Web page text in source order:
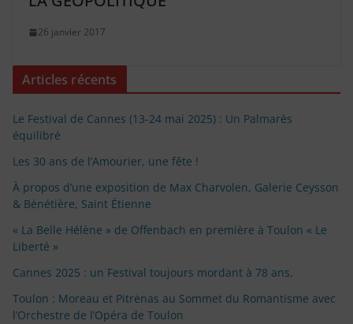
26 janvier 2017
Articles récents
Le Festival de Cannes (13-24 mai 2025) : Un Palmarès
équilibré
Les 30 ans de l’Amourier, une fête !
À propos d’une exposition de Max Charvolen, Galerie Ceysson
& Bénétière, Saint Étienne
« La Belle Hélène » de Offenbach en première à Toulon « Le
Liberté »
Cannes 2025 : un Festival toujours mordant à 78 ans.
Toulon : Moreau et Pitrėnas au Sommet du Romantisme avec
l’Orchestre de l’Opéra de Toulon